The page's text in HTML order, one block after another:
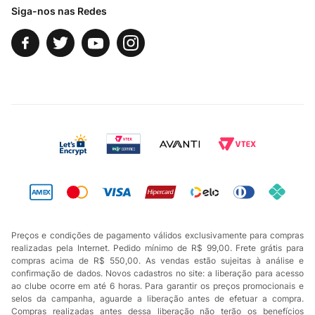
Siga-nos nas Redes
Preços e condições de pagamento válidos exclusivamente para compras
realizadas pela Internet. Pedido mínimo de R$ 99,00. Frete grátis para
compras acima de R$ 550,00. As vendas estão sujeitas à análise e
confirmação de dados. Novos cadastros no site: a liberação para acesso
ao clube ocorre em até 6 horas. Para garantir os preços promocionais e
selos da campanha, aguarde a liberação antes de efetuar a compra.
Compras realizadas antes dessa liberação não terão os benefícios